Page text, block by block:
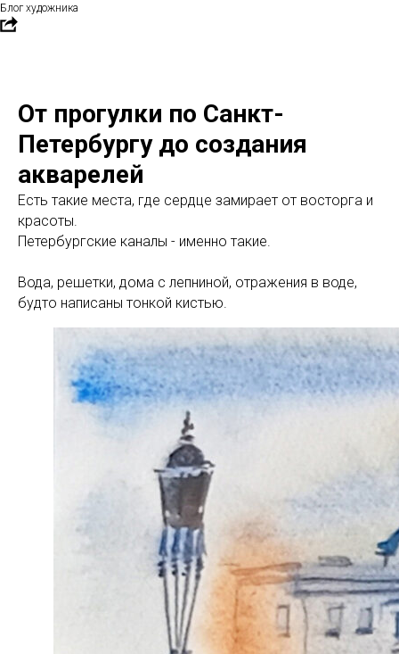
Блог художника
От прогулки по Санкт-
Петербургу до создания
акварелей
Есть такие места, где сердце замирает от восторга и
красоты.
Петербургские каналы - именно такие.
Вода, решетки, дома с лепниной, отражения в воде,
будто написаны тонкой кистью.